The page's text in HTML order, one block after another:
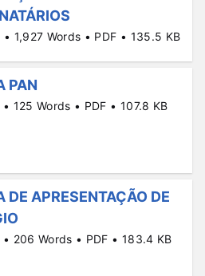
• 1,927 Words • PDF • 135.5 KB
PAN
125 Words • PDF • 107.8 KB
DE APRESENTAÇÃO DE
• 206 Words • PDF • 183.4 KB